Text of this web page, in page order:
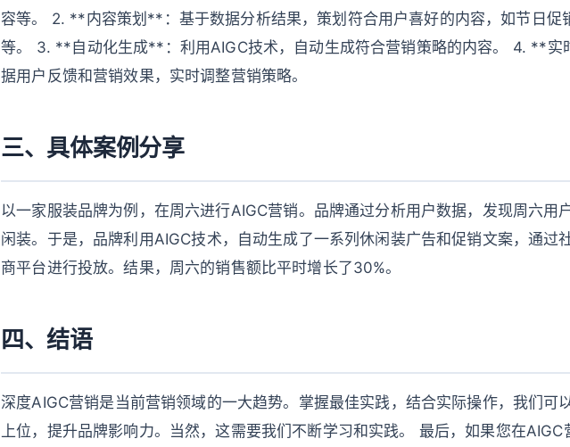
容等。 2. **内容策划**：基于数据分析结果，策划符合用户喜好的内容，如节日促
等。 3. **自动化生成**：利用AIGC技术，自动生成符合营销策略的内容。 4. **实
据用户反馈和营销效果，实时调整营销策略。
三、具体案例分享
以一家服装品牌为例，在周六进行AIGC营销。品牌通过分析用户数据，发现周六用
闲装。于是，品牌利用AIGC技术，自动生成了一系列休闲装广告和促销文案，通过
商平台进行投放。结果，周六的销售额比平时增长了30%。
四、结语
深度AIGC营销是当前营销领域的一大趋势。掌握最佳实践，结合实际操作，我们可
上位，提升品牌影响力。当然，这需要我们不断学习和实践。 最后，如果您在AIGC